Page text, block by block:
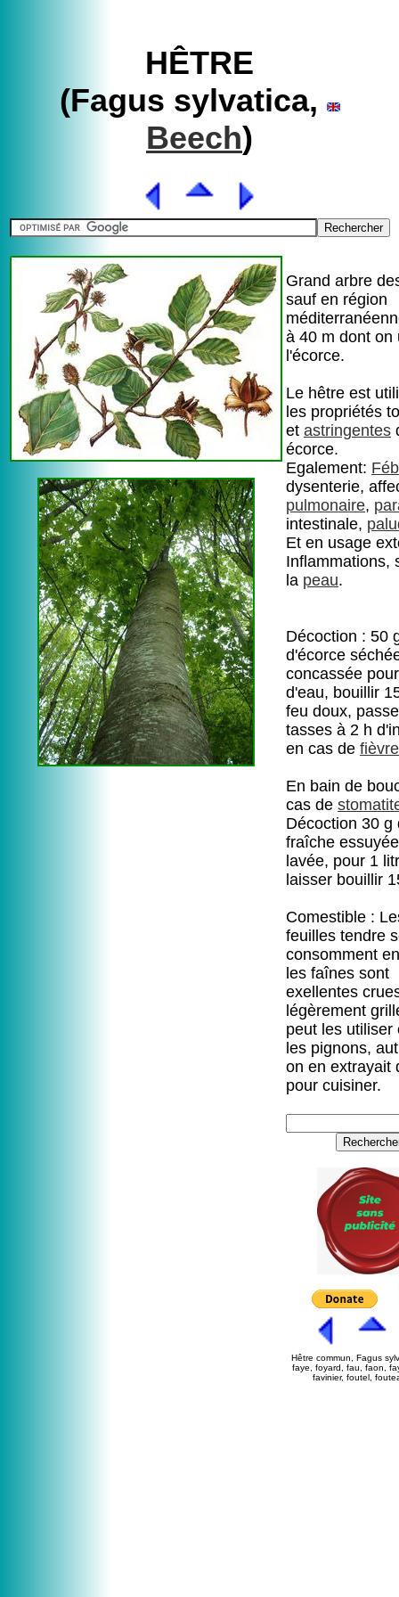
HÊTRE
(Fagus sylvatica,
Beech)
Grand arbre
sauf en région
à 40 m dont on
l'écorce.
Le hêtre est
les propriétés
et astringentes
écorce.
Egalement:
dysenterie,
pulmonaire,
intestinale,
Et en usage
Inflammations,
la peau.
Décoction : 50
d'écorce
concassée
d'eau, bouillir
feu doux,
tasses à 2 h
en cas de fièvre
En bain de
cas de
Décoction 30 g
fraîche
lavée, pour 1
laisser bouillir
Comestible :
feuilles tendre
consomment
les faînes sont
exellentes
légèrement
peut les utiliser
les pignons,
on en extrayait
pour cuisiner.
Hêtre commun, Fagus
faye, foyard, fau, faon,
favinier, foutel,